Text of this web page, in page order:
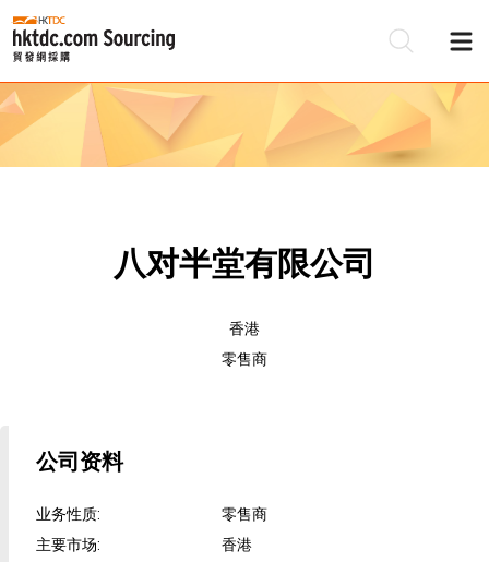
八对半堂有限公司
香港
零售商
公司资料
业务性质:
零售商
主要市场:
香港